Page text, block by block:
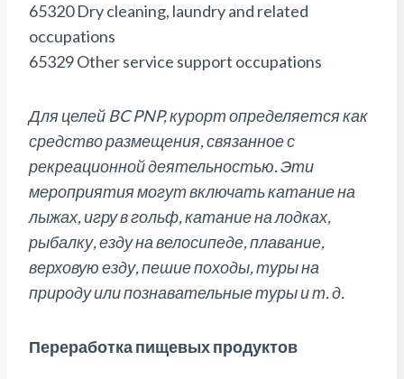
65320 Dry cleaning, laundry and related
occupations
65329 Other service support occupations
Для целей BC PNP, курорт определяется как
средство размещения, связанное с
рекреационной деятельностью. Эти
мероприятия могут включать катание на
лыжах, игру в гольф, катание на лодках,
рыбалку, езду на велосипеде, плавание,
верховую езду, пешие походы, туры на
природу или познавательные туры и т. д.
Переработка пищевых продуктов